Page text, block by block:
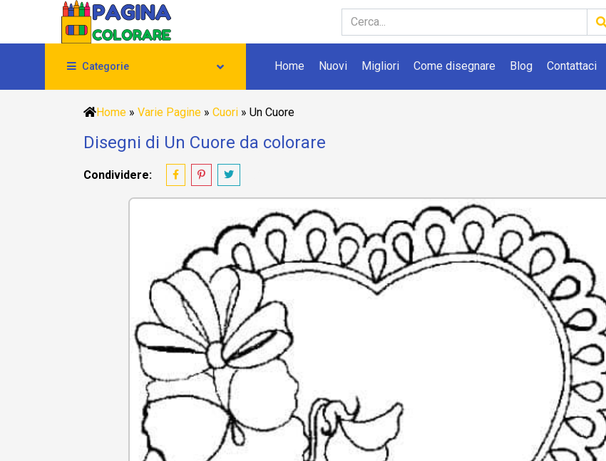
Categorie Home Nuovi Migliori Come disegnare Blog Contattaci
Home » Varie Pagine » Cuori » Un Cuore
Disegni di Un Cuore da colorare
Condividere: